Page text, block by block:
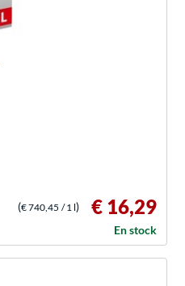
(€ 740,45 / 1 l) € 16,29
En stock